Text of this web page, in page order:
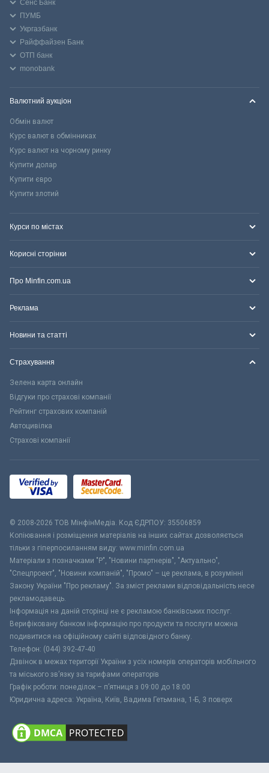
Сенс Банк
ПУМБ
Укргазбанк
Райффайзен Банк
ОТП банк
monobank
Валютний аукціон
Обмін валют
Курс валют в обмінниках
Курс валют на чорному ринку
Купити долар
Купити євро
Купити злотий
Курси по містах
Корисні сторінки
Про Minfin.com.ua
Реклама
Новини та статті
Страхування
Зелена карта онлайн
Відгуки про страхові компанії
Рейтинг страхових компаній
Автоцивілка
Страхові компанії
© 2008-2026 ТОВ МiнфiнМедiа. Код ЄДРПОУ: 35506859
Копіювання і розміщення матеріалів на інших сайтах дозволяється
тільки з гіперпосиланням виду: www.minfin.com.ua
Матеріали з позначками "Р", "Новини партнерів", "Актуально",
"Спецпроект", "Новини компаній", "Промо" – це реклама, в розумінні
Закону України "Про рекламу". За зміст реклами відповідальність несе
рекламодавець.
Інформація на даній сторінці не є рекламою банківських послуг.
Верифіковану банком інформацію про продукти та послуги можна
подивитися на офіційному сайті відповідного банку.
Телефон: (044) 392-47-40
Дзвінок в межах території України з усіх номерів операторів мобільного
та міського зв’язку за тарифами операторів
Графік роботи: понеділок – п’ятниця з 09:00 до 18:00
Юридична адреса: Україна, Київ, Вадима Гетьмана, 1-Б, 3 поверх